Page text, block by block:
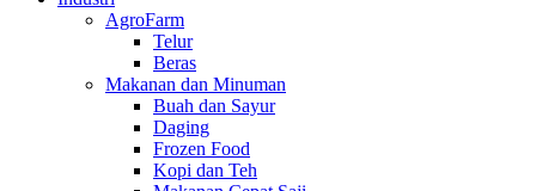
AgroFarm
Telur
Beras
Makanan dan Minuman
Buah dan Sayur
Daging
Frozen Food
Kopi dan Teh